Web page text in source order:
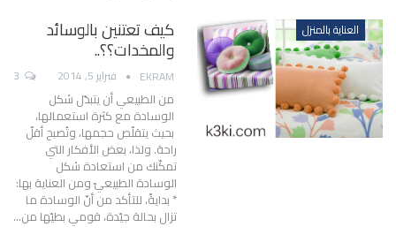
العناية بالمنزل كيف تعتنين بالوسائد
والمخدات؟؟..
EKRAM فبراير 5, 2014
من الطبيعي أن يتبدّل شكل
الوسادة مع كثرة استعمالها،
بحيث يتقلّص حجمها، وتُصبح أقلّ
راحة. ولذا، بعض الأفكار التي
تمكّنك من استعادة شكل
الوسادة الطبيعيّ ومن العناية بها:
* بدايةً، للتأكد من أنّ الوسادة ما
تزال بحالة جيّدة، قومي بطيّها من…